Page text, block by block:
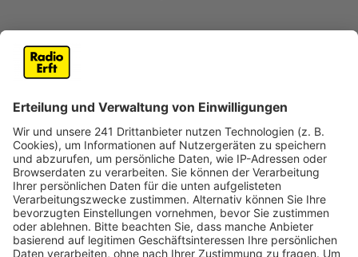
Solaranlagen jetzt auf tierische Unterstützung.
Entlang der A44n sollen im Sommer mehr als 1.000
Schafe die Grünflächen zwischen den Solarmodulen
pflegen. Nach Angaben des Unternehmens übernimmt
ein Schäfer aus der Region diese Aufgabe. Er lässt
dort Mutterschafe und Lämmer grasen. Nach einem
erfolgreichen Testlauf in Bedburg kommt das Konzept
damit erstmals in größerem Maßstab zum Einsatz. Die